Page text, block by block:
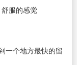
服的感觉
一个地方最快的留